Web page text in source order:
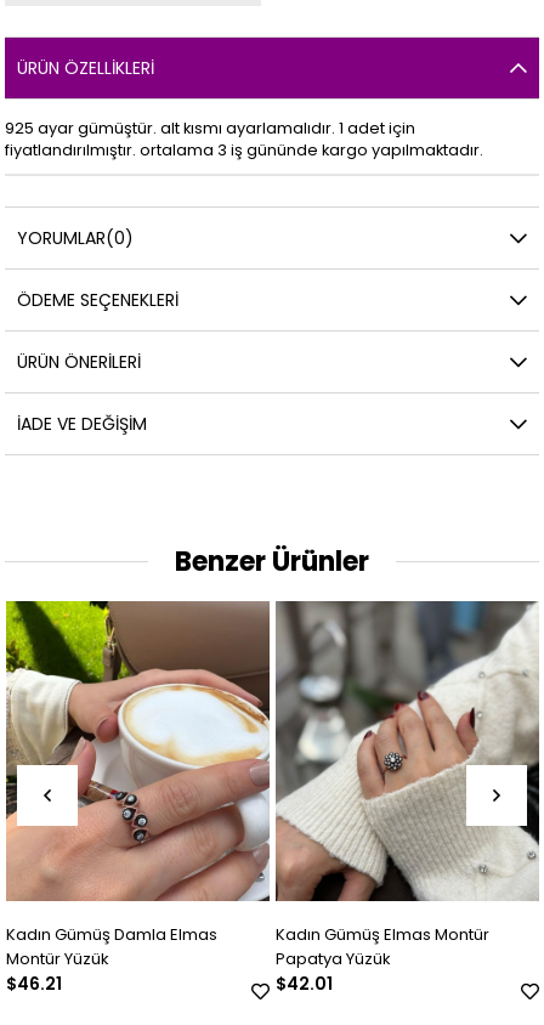
ÜRÜN ÖZELLIKLERI
925 ayar gümüştür. alt kısmı ayarlamalıdır. 1 adet için
fiyatlandırılmıştır. ortalama 3 iş gününde kargo yapılmaktadır.
YORUMLAR(0)
ÖDEME SEÇENEKLERI
ÜRÜN ÖNERILERI
İADE VE DEĞIŞIM
Benzer Ürünler
Kadın Gümüş Elmas Montür
Papatya Yüzük
Kadın Gümüş Elmas
Yüzük